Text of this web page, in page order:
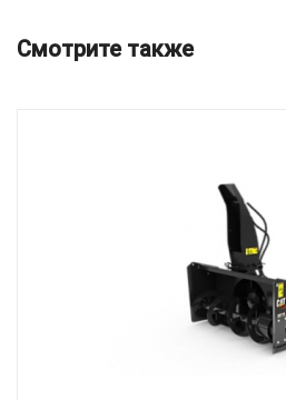
Смотрите также